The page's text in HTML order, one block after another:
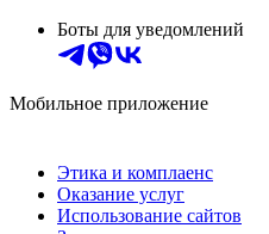
Боты для уведомлений
Мобильное приложение
Этика и комплаенс
Оказание услуг
Использование сайтов